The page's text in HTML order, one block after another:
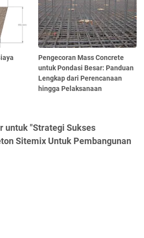
Pengecoran Mass Concrete
untuk Pondasi Besar: Panduan
Lengkap dari Perencanaan
hingga Pelaksanaan
untuk "Strategi Sukses
Sitemix Untuk Pembangunan